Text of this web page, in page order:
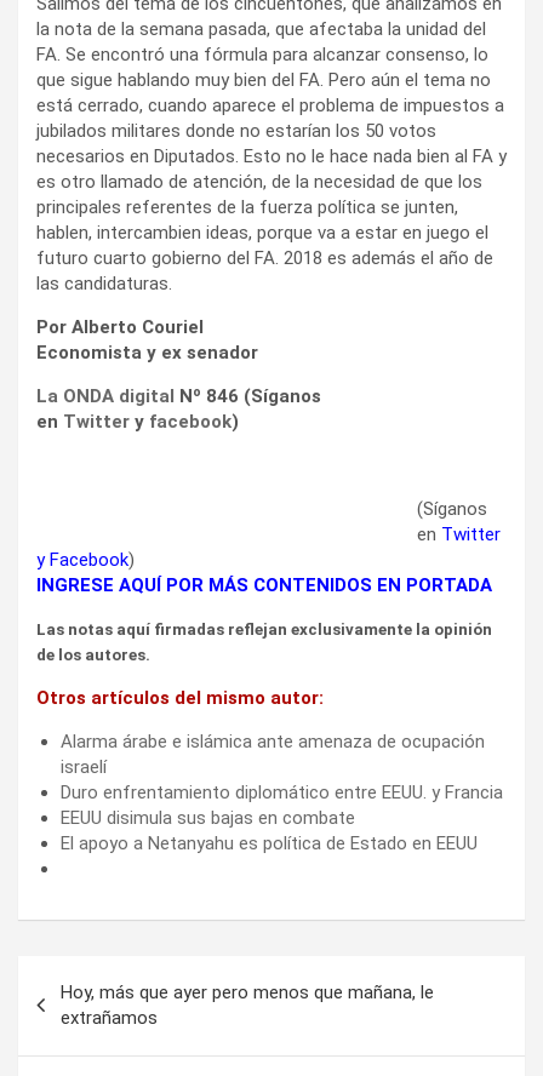
la nota de la semana pasada, que afectaba la unidad del
FA. Se encontró una fórmula para alcanzar consenso, lo
que sigue hablando muy bien del FA. Pero aún el tema no
está cerrado, cuando aparece el problema de impuestos a
jubilados militares donde no estarían los 50 votos
necesarios en Diputados. Esto no le hace nada bien al FA y
es otro llamado de atención, de la necesidad de que los
principales referentes de la fuerza política se junten,
hablen, intercambien ideas, porque va a estar en juego el
futuro cuarto gobierno del FA. 2018 es además el año de
las candidaturas.
Por Alberto Couriel
Economista y ex senador
La ONDA digital Nº 846 (Síganos
en Twitter y facebook)
(Síganos
en Twitter
yFacebook)
INGRESE AQUÍ POR MÁS CONTENIDOS EN PORTADA
Las notas aquí firmadas reflejan exclusivamente la opinión
de los autores.
Otros artículos del mismo autor:
Alarma árabe e islámica ante amenaza de ocupación
israelí
Duro enfrentamiento diplomático entre EEUU. y Francia
EEUU disimula sus bajas en combate
El apoyo a Netanyahu es política de Estado en EEUU
de
entradas
Hoy, más que ayer pero menos que mañana, le
extrañamos